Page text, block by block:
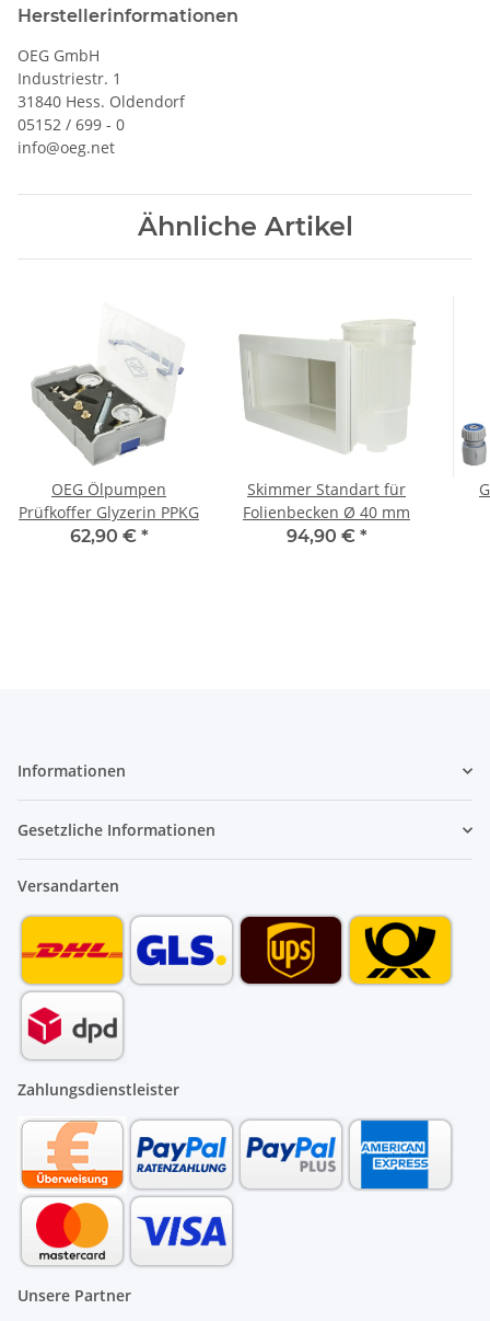
Herstellerinformationen
OEG GmbH
Industriestr. 1
31840 Hess. Oldendorf
05152 / 699 - 0
info@oeg.net
Ähnliche Artikel
OEG Ölpumpen
Prüfkoffer Glyzerin PPKG
62,90 € *
Skimmer Standart für
Folienbecken Ø 40 mm
94,90 € *
Informationen
Gesetzliche Informationen
Versandarten
Zahlungsdienstleister
Unsere Partner